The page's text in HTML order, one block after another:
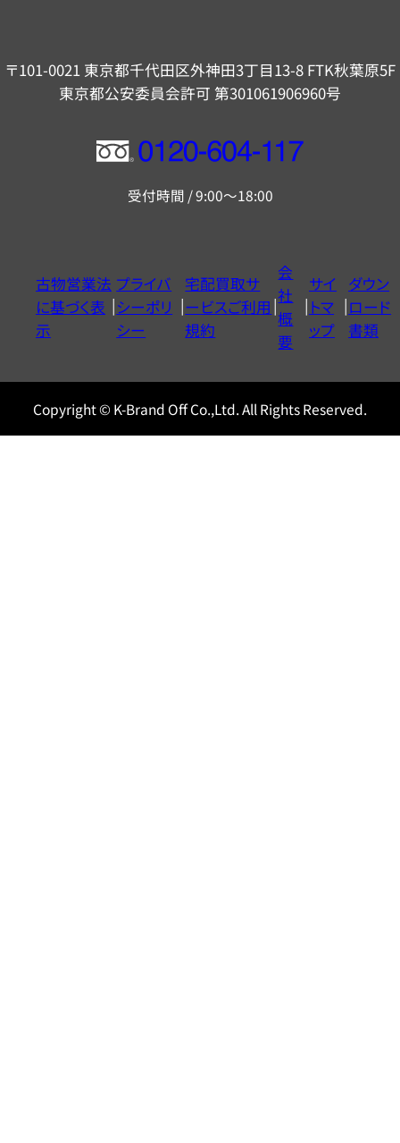
〒101-0021 東京都千代田区外神田3丁目13-8 FTK秋葉原5F
東京都公安委員会許可 第301061906960号
フ
ー
ヤ
ル
0120604117
受付時間 / 9:00～18:00
古物営業法
に基づく表
示
プライバ
シーポリ
シー
宅配買取サ
ービスご利用
規約
会
社
概
要
サイ
トマ
ップ
ダウン
ロード
書類
Copyright © K-Brand Off Co.,Ltd. All Rights Reserved.